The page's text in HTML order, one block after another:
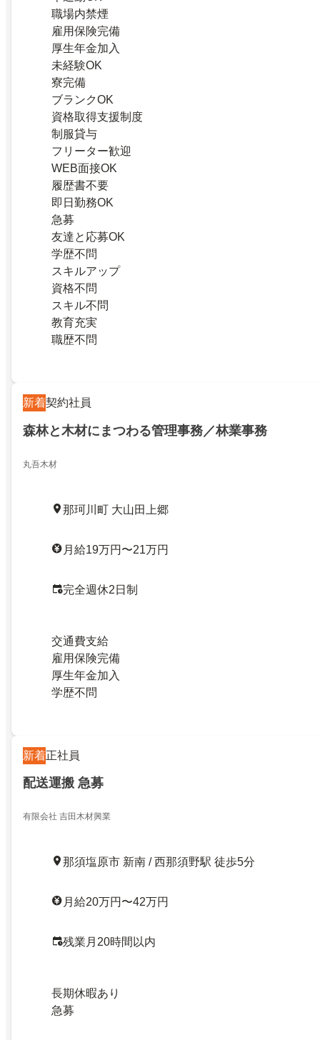
職場内禁煙
雇用保険完備
厚生年金加入
未経験OK
寮完備
ブランクOK
資格取得支援制度
制服貸与
フリーター歓迎
WEB面接OK
履歴書不要
即日勤務OK
急募
友達と応募OK
学歴不問
スキルアップ
資格不問
スキル不問
教育充実
職歴不問
新着契約社員
森林と木材にまつわる管理事務／林業事務
丸吾木材
那珂川町 大山田上郷
月給19万円〜21万円
完全週休2日制
交通費支給
雇用保険完備
厚生年金加入
学歴不問
新着正社員
配送運搬 急募
有限会社 吉田木材興業
那須塩原市 新南 / 西那須野駅 徒歩5分
月給20万円〜42万円
残業月20時間以内
長期休暇あり
急募